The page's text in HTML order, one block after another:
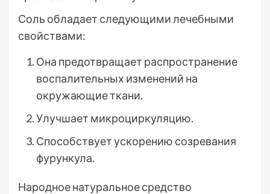
Соль обладает следующими лечебными
свойствами:
Она предотвращает распространение
воспалительных изменений на
окружающие ткани.
Улучшает микроциркуляцию.
Способствует ускорению созревания
фурункула.
Народное натуральное средство